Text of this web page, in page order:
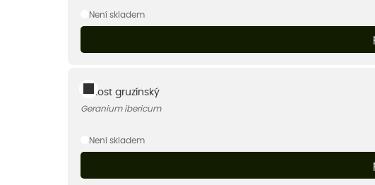
Není skladem
Kakost gruzínský
Geranium ibericum
Není skladem